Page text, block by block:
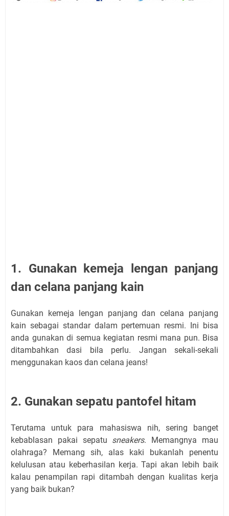
1. Gunakan kemeja lengan panjang
dan celana panjang kain
Gunakan kemeja lengan panjang dan celana panjang
kain sebagai standar dalam pertemuan resmi. Ini bisa
anda gunakan di semua kegiatan resmi mana pun. Bisa
ditambahkan dasi bila perlu. Jangan sekali-sekali
menggunakan kaos dan celana jeans!
2. Gunakan sepatu pantofel hitam
Terutama untuk para mahasiswa nih, sering banget
kebablasan pakai sepatu sneakers. Memangnya mau
olahraga? Memang sih, alas kaki bukanlah penentu
kelulusan atau keberhasilan kerja. Tapi akan lebih baik
kalau penampilan rapi ditambah dengan kualitas kerja
yang baik bukan?